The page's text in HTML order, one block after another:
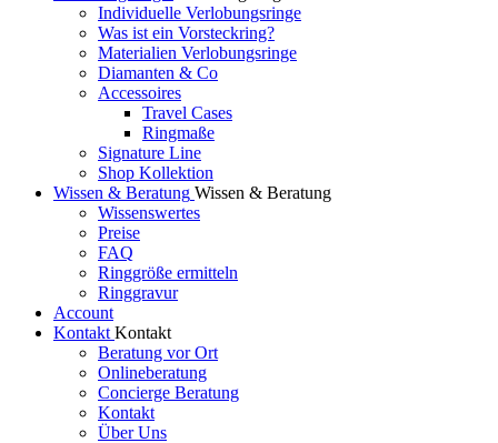
Individuelle Verlobungsringe
Was ist ein Vorsteckring?
Materialien Verlobungsringe
Diamanten & Co
Accessoires
Travel Cases
Ringmaße
Signature Line
Shop Kollektion
Wissen & Beratung Wissen & Beratung
Wissenswertes
Preise
FAQ
Ringgröße ermitteln
Ringgravur
Account
Kontakt Kontakt
Beratung vor Ort
Onlineberatung
Concierge Beratung
Kontakt
Über Uns